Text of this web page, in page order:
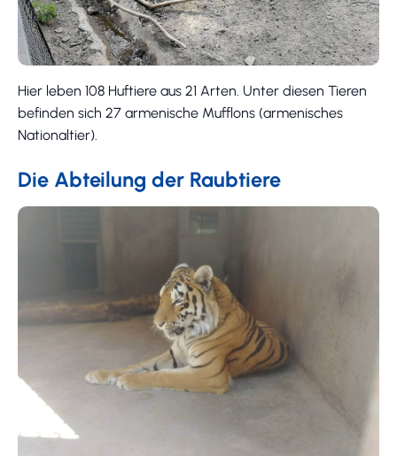
Hier leben 108 Huftiere aus 21 Arten. Unter diesen Tieren
befinden sich 27 armenische Mufflons (armenisches
Nationaltier).
Die Abteilung der Raubtiere